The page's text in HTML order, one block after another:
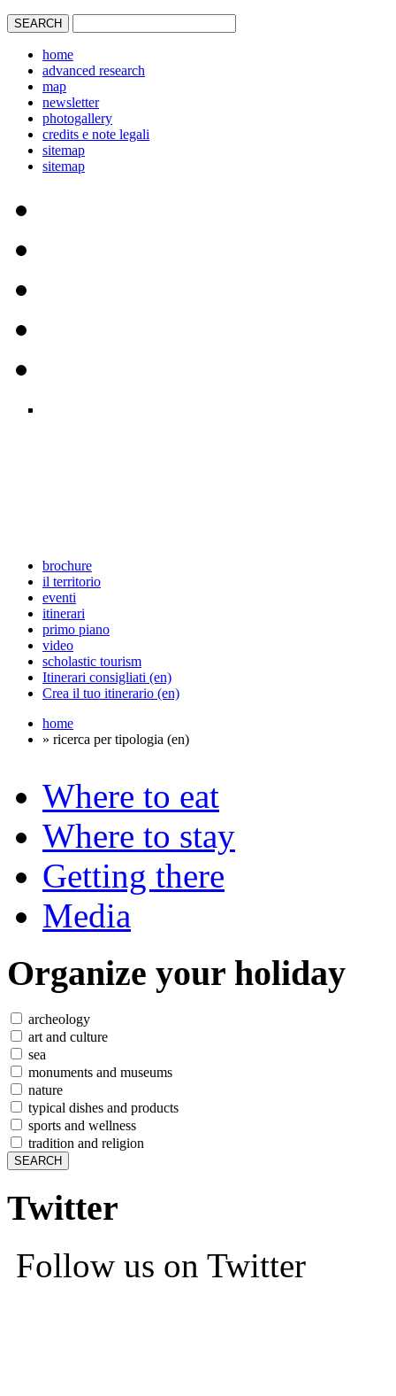
home
advanced research
map
newsletter
photogallery
credits e note legali
sitemap
sitemap
brochure
il territorio
eventi
itinerari
primo piano
video
scholastic tourism
Itinerari consigliati (en)
Crea il tuo itinerario (en)
home
» ricerca per tipologia (en)
Where to eat
Where to stay
Getting there
Media
Organize your holiday
archeology
art and culture
sea
monuments and museums
nature
typical dishes and products
sports and wellness
tradition and religion
Twitter
Follow us on Twitter